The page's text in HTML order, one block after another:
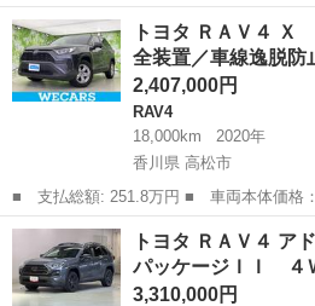
ー名： トヨタ ■ 車種名： ＲＡＶ４
Ｄ フルセグ メモリーナビ ミュージッ
クカメラ...
愛媛 今治市 RAV4
トヨタ ＲＡＶ４
全装置／車線逸脱
2,407,000円
RAV4
18,000km
2020年
香川県 高松市
■ 支払総額: 251.8万円 ■ 車両本体価格： 2,407,000 円 ■ メーカ
ー名： トヨタ ■ 車種名： ＲＡＶ４
正 ＳＤナビ／衝突安全装置／車線逸脱
レコーダー...
香川 高松市 RAV4
トヨタ ＲＡＶ４ ア
パッケージＩＩ
3,310,000円